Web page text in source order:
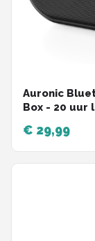
Auronic
Box - 20 uur
€ 29,99